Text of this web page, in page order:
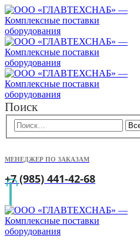
Поиск
МЕНЕДЖЕР ПО ЗАКАЗАМ
+7 (985) 441-42-68